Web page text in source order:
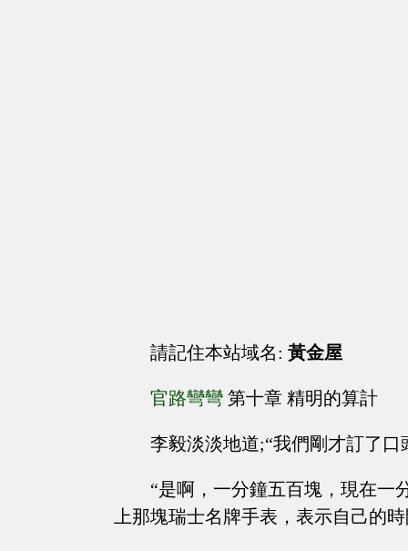
請記住本站域名: 黃金屋
官路彎彎 第十章 精明的算計
李毅淡淡地道;“我們剛才訂了
“是啊，一分鐘五百塊，現在一
上那塊瑞士名牌手表，表示自己的